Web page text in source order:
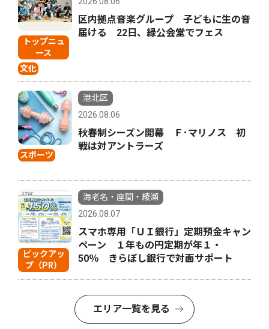
トップニュ
ース
文化
区内拠点音楽グループ 子どもに生の音
届ける 22日、緑公会堂でフェス
スポーツ
港北区
2026.08.06
秋春制シーズン開幕 Ｆ･マリノス 初
戦は対アントラーズ
ピックアッ
プ（PR）
海老名・座間・綾瀬
2026.08.07
スマホ専用「ＵＩ銀行」定期預金キャン
ペーン １年もの円定期が年１・
50％ きらぼし銀行で対面サポート
エリア一覧を見る